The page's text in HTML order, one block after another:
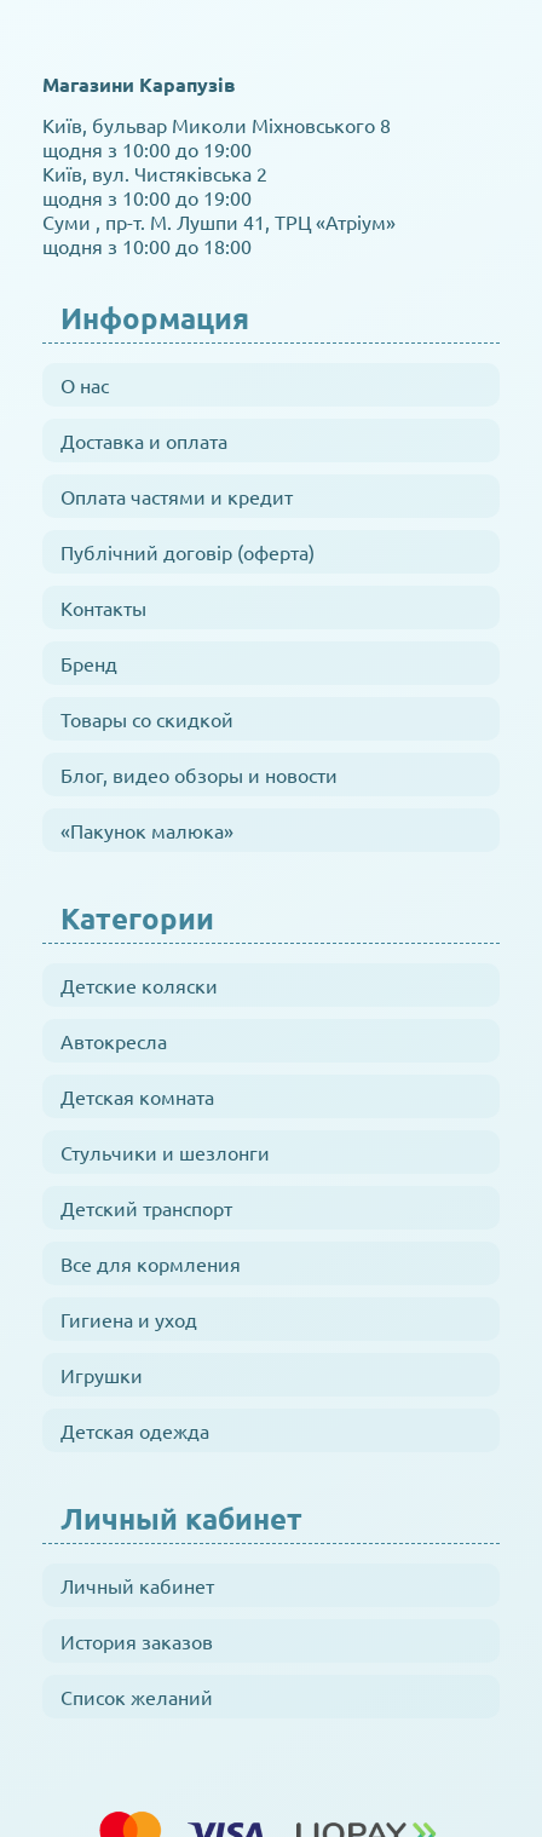
Магазини Карапузів
Київ, бульвар Миколи Міхновського 8
щодня з 10:00 до 19:00
Київ, вул. Чистяківська 2
щодня з 10:00 до 19:00
Суми , пр-т. М. Лушпи 41, ТРЦ «Атріум»
щодня з 10:00 до 18:00
Информация
О нас
Доставка и оплата
Оплата частями и кредит
Публічний договір (оферта)
Контакты
Бренд
Товары со скидкой
Блог, видео обзоры и новости
«Пакунок малюка»
Категории
Детские коляски
Автокресла
Детская комната
Стульчики и шезлонги
Детский транспорт
Все для кормления
Гигиена и уход
Игрушки
Детская одежда
Личный кабинет
Личный кабинет
История заказов
Список желаний